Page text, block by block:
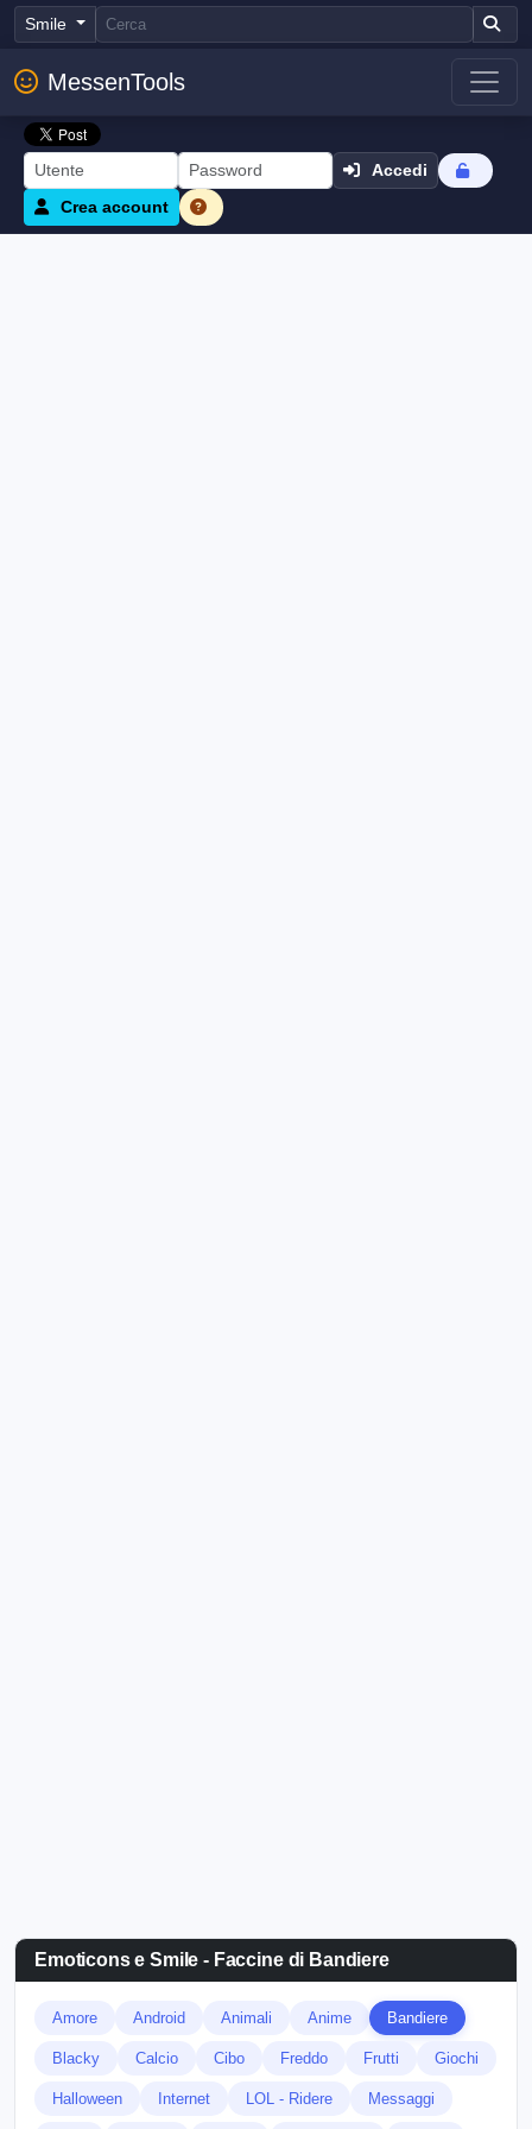
Smile
MessenTools
Accedi
Crea account
Emoticons e Smile - Faccine di Bandiere
Amore Android Animali Anime Bandiere
Blacky Calcio Cibo Freddo Frutti Giochi
Halloween Internet LOL - Ridere Messaggi